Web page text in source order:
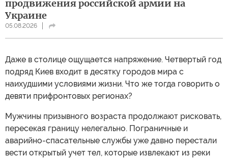
продвижения российской армии на
Украине
05.08.2026
Даже в столице ощущается напряжение. Четвертый год
подряд Киев входит в десятку городов мира с
наихудшими условиями жизни. Что же тогда говорить о
девяти прифронтовых регионах?
Мужчины призывного возраста продолжают рисковать,
пересекая границу нелегально. Пограничные и
аварийно-спасательные службы уже давно перестали
вести открытый учет тел, которые извлекают из реки